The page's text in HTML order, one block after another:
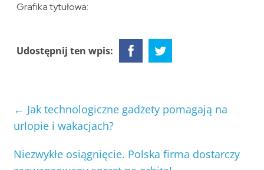
Grafika tytułowa:
Udostępnij ten wpis:
← Jak technologiczne gadżety pomagają na
urlopie i wakacjach?
Niezwykłe osiągnięcie. Polska firma dostarczy